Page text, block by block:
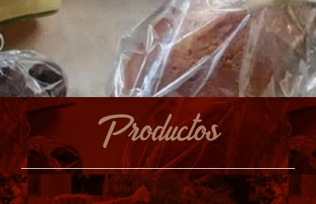
Productos